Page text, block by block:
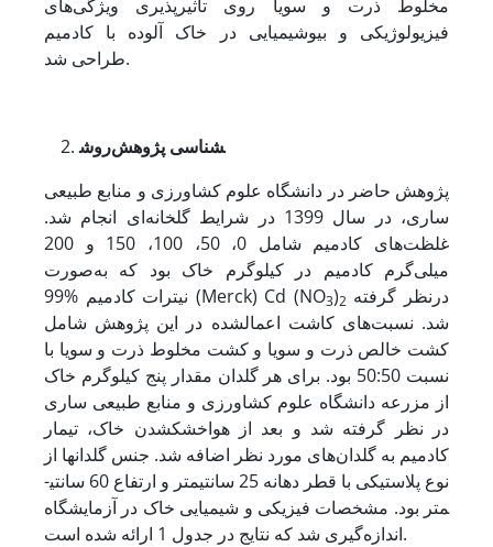
مخلوط ذرت و سویا روی تاثیرپذیری ویژگی‌های
فیزیولوژیکی و بیوشیمیایی در خاک آلوده با کادمیم
طراحی شد.
روششناسی پژوهش
پژوهش حاضر در دانشگاه علوم کشاورزی و منابع طبیعی
ساری، در سال 1399 در شرایط گلخانه‌ای انجام شد.
غلظت‌های کادمیم شامل 0، 50، 100، 150 و 200
میلی‌گرم کادمیم در کیلوگرم خاک بود که به‌صورت
نیترات کادمیم %99 (Merck) Cd (NO3)2
شد. نسبت‌های کاشت اعمالشده در این پژوهش شامل
کشت خالص ذرت و سویا و کشت مخلوط ذرت و سویا با
نسبت 50:50 بود. برای هر گلدان مقدار پنج کیلوگرم خاک
از مزرعه دانشگاه علوم کشاورزی و منابع طبیعی ساری
در نظر گرفته شد و بعد از هواخشکشدن خاک، تیمار
کادمیم به گلدان‌های مورد نظر اضافه شد. جنس گلدان­ها از
نوع پلاستیکی با قطر دهانه 25 سانتی­متر و ارتفاع 60 سانتی­
متر بود. مشخصات فیزیکی و شیمیایی خاک در آزمایشگاه
اندازه‌گیری شد که نتایج در جدول 1 ارائه شده است.